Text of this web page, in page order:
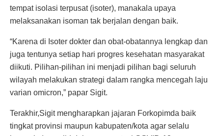
tempat isolasi terpusat (isoter), manakala upaya
melaksanakan isoman tak berjalan dengan baik.
“Karena di Isoter dokter dan obat-obatannya lengkap dan
juga tentunya setiap hari progres kesehatan masyarakat
diikuti. Pilihan-pilihan ini menjadi pilihan bagi seluruh
wilayah melakukan strategi dalam rangka mencegah laju
varian omicron,” papar Sigit.
Terakhir,Sigit mengharapkan jajaran Forkopimda baik
tingkat provinsi maupun kabupaten/kota agar selalu